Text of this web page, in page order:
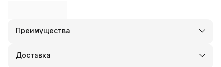
Преимущества
Оплата частями в Сплит
Удобный возврат
Доставка